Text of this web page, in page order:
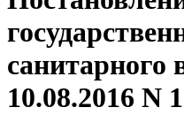
санитарного
10.08.2016 N